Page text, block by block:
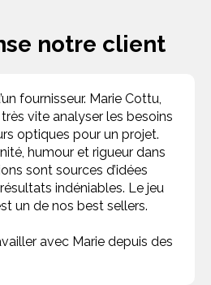
notre client
fournisseur. Marie Cottu,
vite analyser les besoins
optiques pour un projet.
humour et rigueur dans
sont sources d’idées
indéniables. Le jeu
un de nos best sellers.
avec Marie depuis des